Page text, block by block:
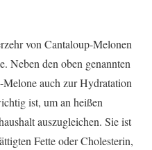
von Cantaloup-Melonen
Neben den oben genannten
auch zur Hydratation
ist, um an heißen
auszugleichen. Sie ist
Fette oder Cholesterin,